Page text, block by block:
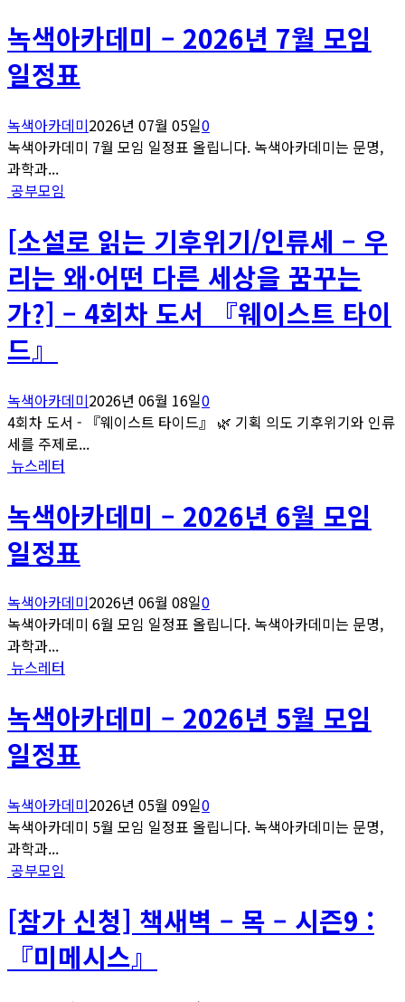
녹색아카데미 – 2026년 7월 모임
일정표
녹색아카데미2026년 07월 05일0
녹색아카데미 7월 모임 일정표 올립니다. 녹색아카데미는 문명,
과학과...
공부모임
[소설로 읽는 기후위기/인류세 – 우
리는 왜·어떤 다른 세상을 꿈꾸는
가?] – 4회차 도서 『웨이스트 타이
드』
녹색아카데미2026년 06월 16일0
4회차 도서 - 『웨이스트 타이드』 🌿 기획 의도 기후위기와 인류
세를 주제로...
뉴스레터
녹색아카데미 – 2026년 6월 모임
일정표
녹색아카데미2026년 06월 08일0
녹색아카데미 6월 모임 일정표 올립니다. 녹색아카데미는 문명,
과학과...
뉴스레터
녹색아카데미 – 2026년 5월 모임
일정표
녹색아카데미2026년 05월 09일0
녹색아카데미 5월 모임 일정표 올립니다. 녹색아카데미는 문명,
과학과...
공부모임
[참가 신청] 책새벽 – 목 – 시즌9 :
『미메시스』